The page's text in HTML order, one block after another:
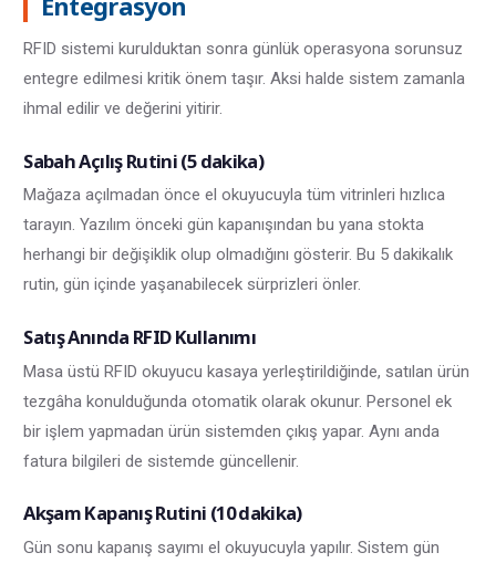
RFID sistemi kurulduktan sonra günlük operasyona sorunsuz
entegre edilmesi kritik önem taşır. Aksi halde sistem zamanla
ihmal edilir ve değerini yitirir.
Sabah Açılış Rutini (5 dakika)
Mağaza açılmadan önce el okuyucuyla tüm vitrinleri hızlıca
tarayın. Yazılım önceki gün kapanışından bu yana stokta
herhangi bir değişiklik olup olmadığını gösterir. Bu 5 dakikalık
rutin, gün içinde yaşanabilecek sürprizleri önler.
Satış Anında RFID Kullanımı
Masa üstü RFID okuyucu kasaya yerleştirildiğinde, satılan ürün
tezgâha konulduğunda otomatik olarak okunur. Personel ek
bir işlem yapmadan ürün sistemden çıkış yapar. Aynı anda
fatura bilgileri de sistemde güncellenir.
Akşam Kapanış Rutini (10 dakika)
Gün sonu kapanış sayımı el okuyucuyla yapılır. Sistem gün